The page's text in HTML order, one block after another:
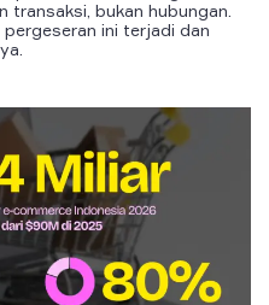
transaksi, bukan hubungan.
ini terjadi dan